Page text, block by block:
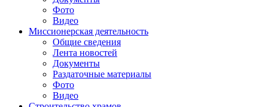
Фото
Видео
Миссионерская деятельность
Общие сведения
Лента новостей
Документы
Раздаточные материалы
Фото
Видео